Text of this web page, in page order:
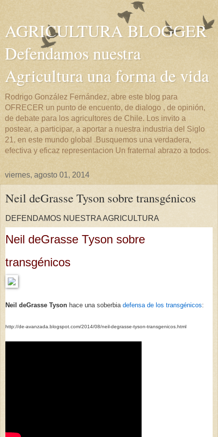
AGRICULTURA BLOGGER
Defendamos nuestra
Agricultura una forma de vida
Rodrigo González Fernández, abre este blog para
OFRECER un punto de encuento, de dialogo , de opinión,
de debate para los agricultores de Chile. Los invito a
postear, a participar, a aportar a nuestra industria del Siglo
21, en este mundo global .Busquemos una verdadera,
efectiva y eficaz representacion Un fraternal abrazo a todos.
viernes, agosto 01, 2014
Neil deGrasse Tyson sobre transgénicos
DEFENDAMOS NUESTRA AGRICULTURA
Neil deGrasse Tyson sobre
transgénicos
Neil deGrasse Tyson hace una soberbia defensa de los transgénicos:
http://de-avanzada.blogspot.com/2014/08/neil-degrasse-tyson-transgenicos.html